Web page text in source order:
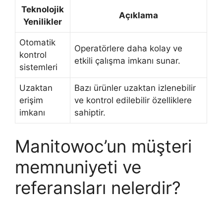
Teknolojik
Yenilikler
Açıklama
Otomatik
kontrol
sistemleri
Operatörlere daha kolay ve
etkili çalışma imkanı sunar.
Uzaktan
erişim
imkanı
Bazı ürünler uzaktan izlenebilir
ve kontrol edilebilir özelliklere
sahiptir.
Manitowoc’un müşteri
memnuniyeti ve
referansları nelerdir?